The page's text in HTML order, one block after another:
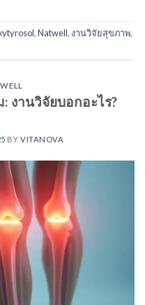
,Natwell, งานวิจัยสุขภาพ,
งานวิจัยบอกอะไร?
BY VITANOVA